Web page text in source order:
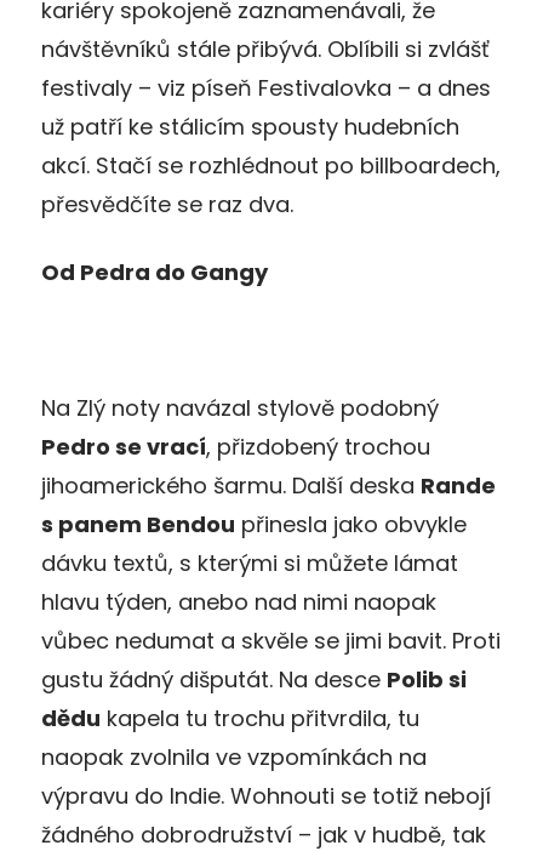
kariéry spokojeně zaznamenávali, že
návštěvníků stále přibývá. Oblíbili si zvlášť
festivaly – viz píseň Festivalovka – a dnes
už patří ke stálicím spousty hudebních
akcí. Stačí se rozhlédnout po billboardech,
přesvědčíte se raz dva.
Od Pedra do Gangy
Na Zlý noty navázal stylově podobný
Pedro se vrací, přizdobený trochou
jihoamerického šarmu. Další deska Rande
s panem Bendou přinesla jako obvykle
dávku textů, s kterými si můžete lámat
hlavu týden, anebo nad nimi naopak
vůbec nedumat a skvěle se jimi bavit. Proti
gustu žádný dišputát. Na desce Polib si
dědu kapela tu trochu přitvrdila, tu
naopak zvolnila ve vzpomínkách na
výpravu do Indie. Wohnouti se totiž nebojí
žádného dobrodružství – jak v hudbě, tak